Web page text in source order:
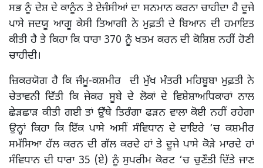
ਸਭ ਨੂੰ ਦੇਸ਼ ਦੇ ਕਾਨੂੰਨ ਤੇ ਏਜੰਸੀਆਂ ਦਾ ਸਨਮਾਨ ਕਰਨਾ ਚਾਹੀਦਾ ਹੈ ਦੂਜੇ
ਪਾਸੇ ਜਦਯੂ ਆਗੂ ਕੇਸੀ ਤਿਆਗੀ ਨੇ ਮੁਫ਼ਤੀ ਦੇ ਬਿਆਨ ਦੀ ਹਮਾਇਤ
ਕੀਤੀ ਹੈ ਤੇ ਕਿਹਾ ਕਿ ਧਾਰਾ 370 ਨੂੰ ਖਤਮ ਕਰਨ ਦੀ ਕੋਸ਼ਿਸ਼ ਨਹੀਂ ਹੋਣੀ
ਚਾਹੀਦੀ।
ਜ਼ਿਕਰਯੋਗ ਹੈ ਕਿ ਜੰਮੂ-ਕਸ਼ਮੀਰ ਦੀ ਮੁੱਖ ਮੰਤਰੀ ਮਹਿਬੂਬਾ ਮੁਫ਼ਤੀ ਨੇ
ਚੇਤਾਵਨੀ ਦਿੱਤੀ ਕਿ ਜੇਕਰ ਸੂਬੇ ਦੇ ਲੋਕਾਂ ਦੇ ਵਿਸ਼ੇਸ਼ਾਅਧਿਕਾਰਾਂ ਨਾਲ
ਛੇੜਛਾੜ ਕੀਤੀ ਗਈ ਤਾਂ ਉੁੱਥੇ ਤਿਰੰਗਾ ਫੜਨ ਵਾਲਾ ਕੋਈ ਨਹੀਂ ਰਹੇਗਾ
ਉਨ੍ਹਾਂ ਕਿਹਾ ਕਿ ਇੱਕ ਪਾਸੇ ਅਸੀਂ ਸੰਵਿਧਾਨ ਦੇ ਦਾਇਰੇ ‘ਚ ਕਸ਼ਮੀਰ
ਸਮੱਸਿਆ ਹੱਲ ਕਰਨ ਦੀ ਗੱਲ ਕਰਦੇ ਹਾਂ ਤੇ ਦੂਜੇ ਪਾਸੇ ਕੋੜੇ ਮਾਰਦੇ ਹਾਂ
ਸੰਵਿਧਾਨ ਦੀ ਧਾਰਾ 35 (ਏ) ਨੂੰ ਸੁਪਰੀਮ ਕੋਰਟ ‘ਚ ਚੁਣੌਤੀ ਦਿੱਤੇ ਜਾਣ